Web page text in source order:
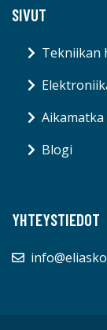
SIVUT
Tekniikan
Aikamatka
Blogi
YHTEYSTIEDOT